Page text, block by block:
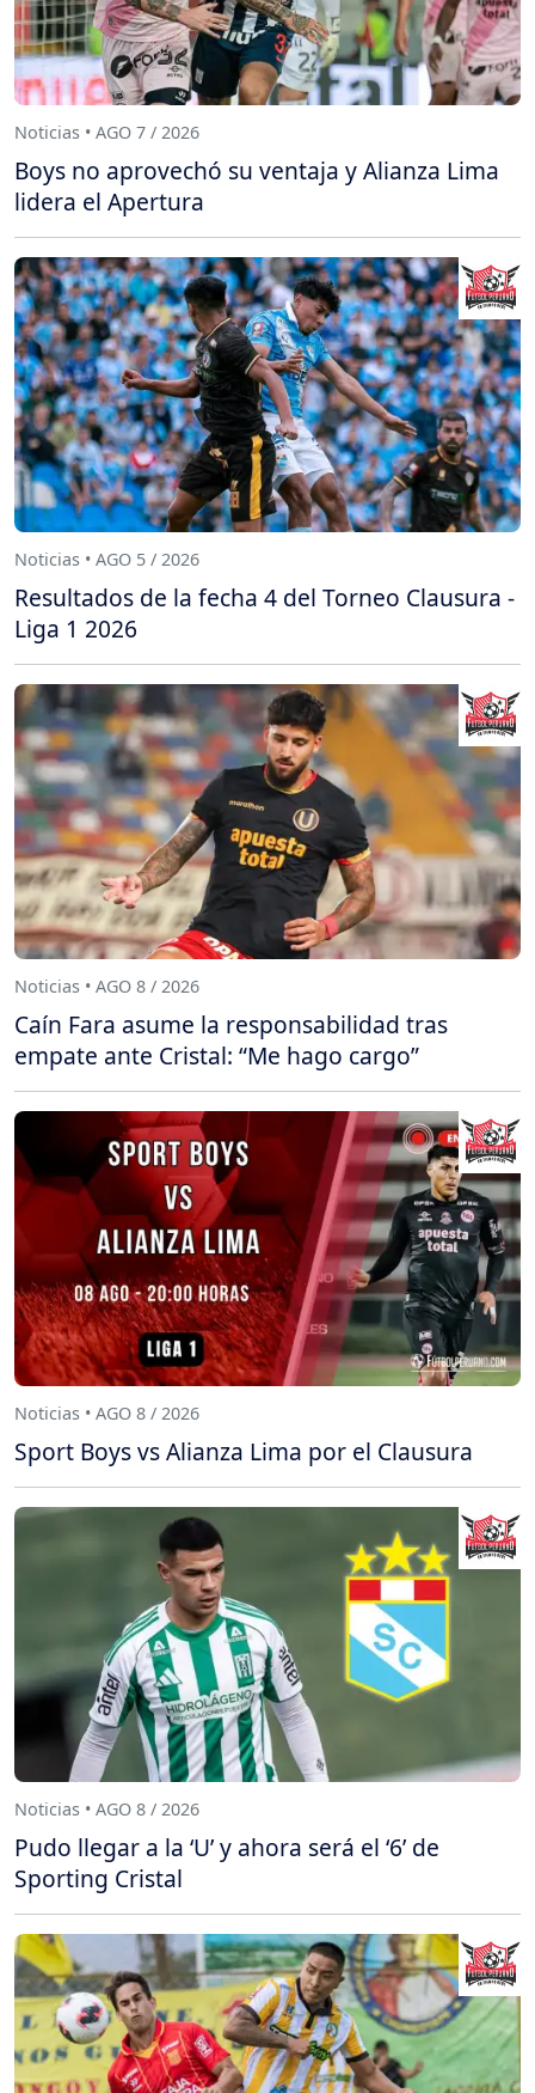
Noticias • AGO 7 / 2026
Boys no aprovechó su ventaja y Alianza Lima
lidera el Apertura
Noticias • AGO 5 / 2026
Resultados de la fecha 4 del Torneo Clausura -
Liga 1 2026
Noticias • AGO 8 / 2026
Caín Fara asume la responsabilidad tras
empate ante Cristal: “Me hago cargo”
Noticias • AGO 8 / 2026
Sport Boys vs Alianza Lima por el Clausura
Noticias • AGO 8 / 2026
Pudo llegar a la ‘U’ y ahora será el ‘6’ de
Sporting Cristal